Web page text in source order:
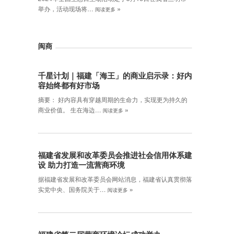
举办，活动现场将…
阅读更多 »
闽商
千星计划｜福建「海王」的商业启示录：好内
容始终都有好市场
摘要： 好内容具有穿越周期的生命力，实现更为持久的
商业价值。 生在海边…
阅读更多 »
福建省发展和改革委员会推进社会信用体系建
设 助力打造一流营商环境
据福建省发展和改革委员会网站消息，福建省认真贯彻落
实党中央、国务院关于…
阅读更多 »